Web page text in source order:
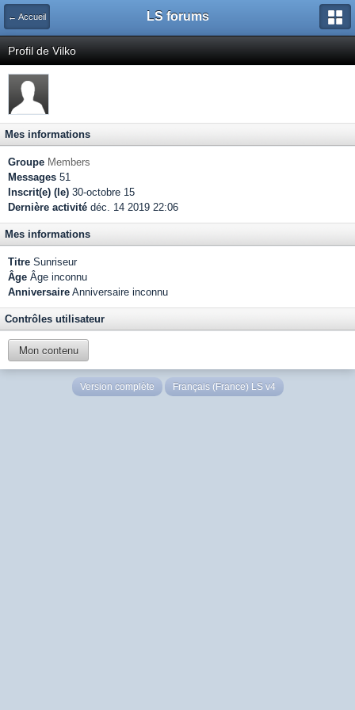
← Accueil LS forums
Profil de Vilko
Mes informations
Groupe Members
Messages 51
Inscrit(e) (le) 30-octobre 15
Dernière activité déc. 14 2019 22:06
Mes informations
Titre Sunriseur
Âge Âge inconnu
Anniversaire Anniversaire inconnu
Contrôles utilisateur
Mon contenu
Version complète Français (France) LS v4